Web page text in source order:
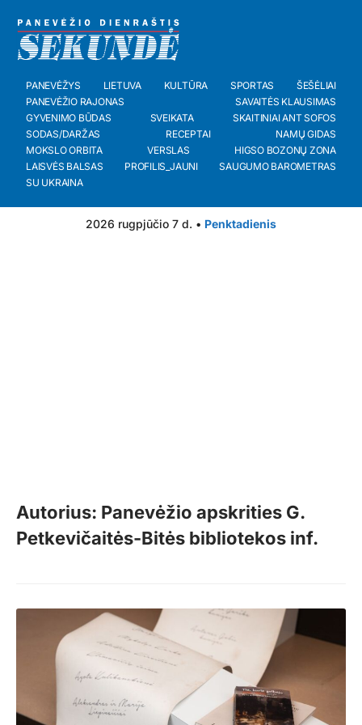
PANEVĖŽYS LIETUVA KULTŪRA SPORTAS
ŠEŠĖLIAI
PANEVĖŽIO RAJONAS
SAVAITĖS KLAUSIMAS
GYVENIMO BŪDAS
SVEIKATA
SKAITINIAI ANT SOFOS
SODAS/DARŽAS
RECEPTAI
NAMŲ GIDAS
MOKSLO ORBITA
VERSLAS
HIGSO BOZONŲ ZONA
LAISVĖS BALSAS
PROFILIS_JAUNI
SAUGUMO BAROMETRAS
SU UKRAINA
2026 rugpjūčio 7 d. • Penktadienis
Autorius: Panevėžio apskrities G.
Petkevičaitės-Bitės bibliotekos inf.